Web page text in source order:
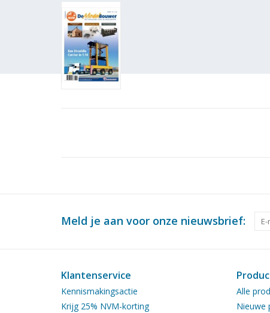
Meld je aan voor onze nieuwsbrief:
Klantenservice
Kennismakingsactie
Krijg 25% NVM-korting
Alle
Nieuwe